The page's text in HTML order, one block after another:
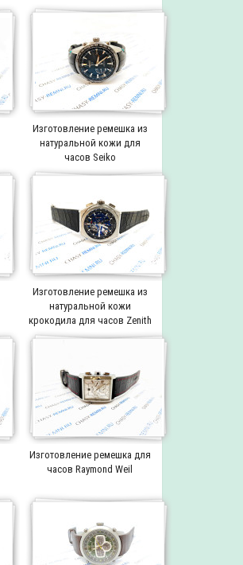
Изготовление ремешка из
натуральной кожи для
часов Seiko
Изготовление ремешка из
натуральной кожи
крокодила для часов Zenith
Изготовление ремешка для
часов Raymond Weil